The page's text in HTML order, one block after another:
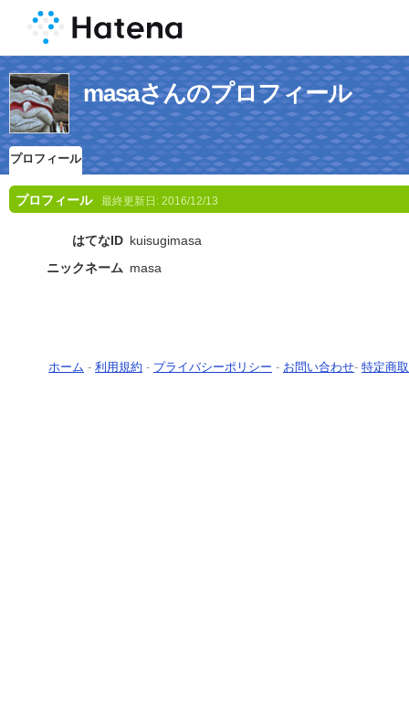
masaさんのプロフィール
プロフィール
プロフィール 最終更新日: 2016/12/13
はてなID kuisugimasa
ニックネーム masa
ホーム - 利用規約 - プライバシーポリシー - お問い合わせ- 特定商